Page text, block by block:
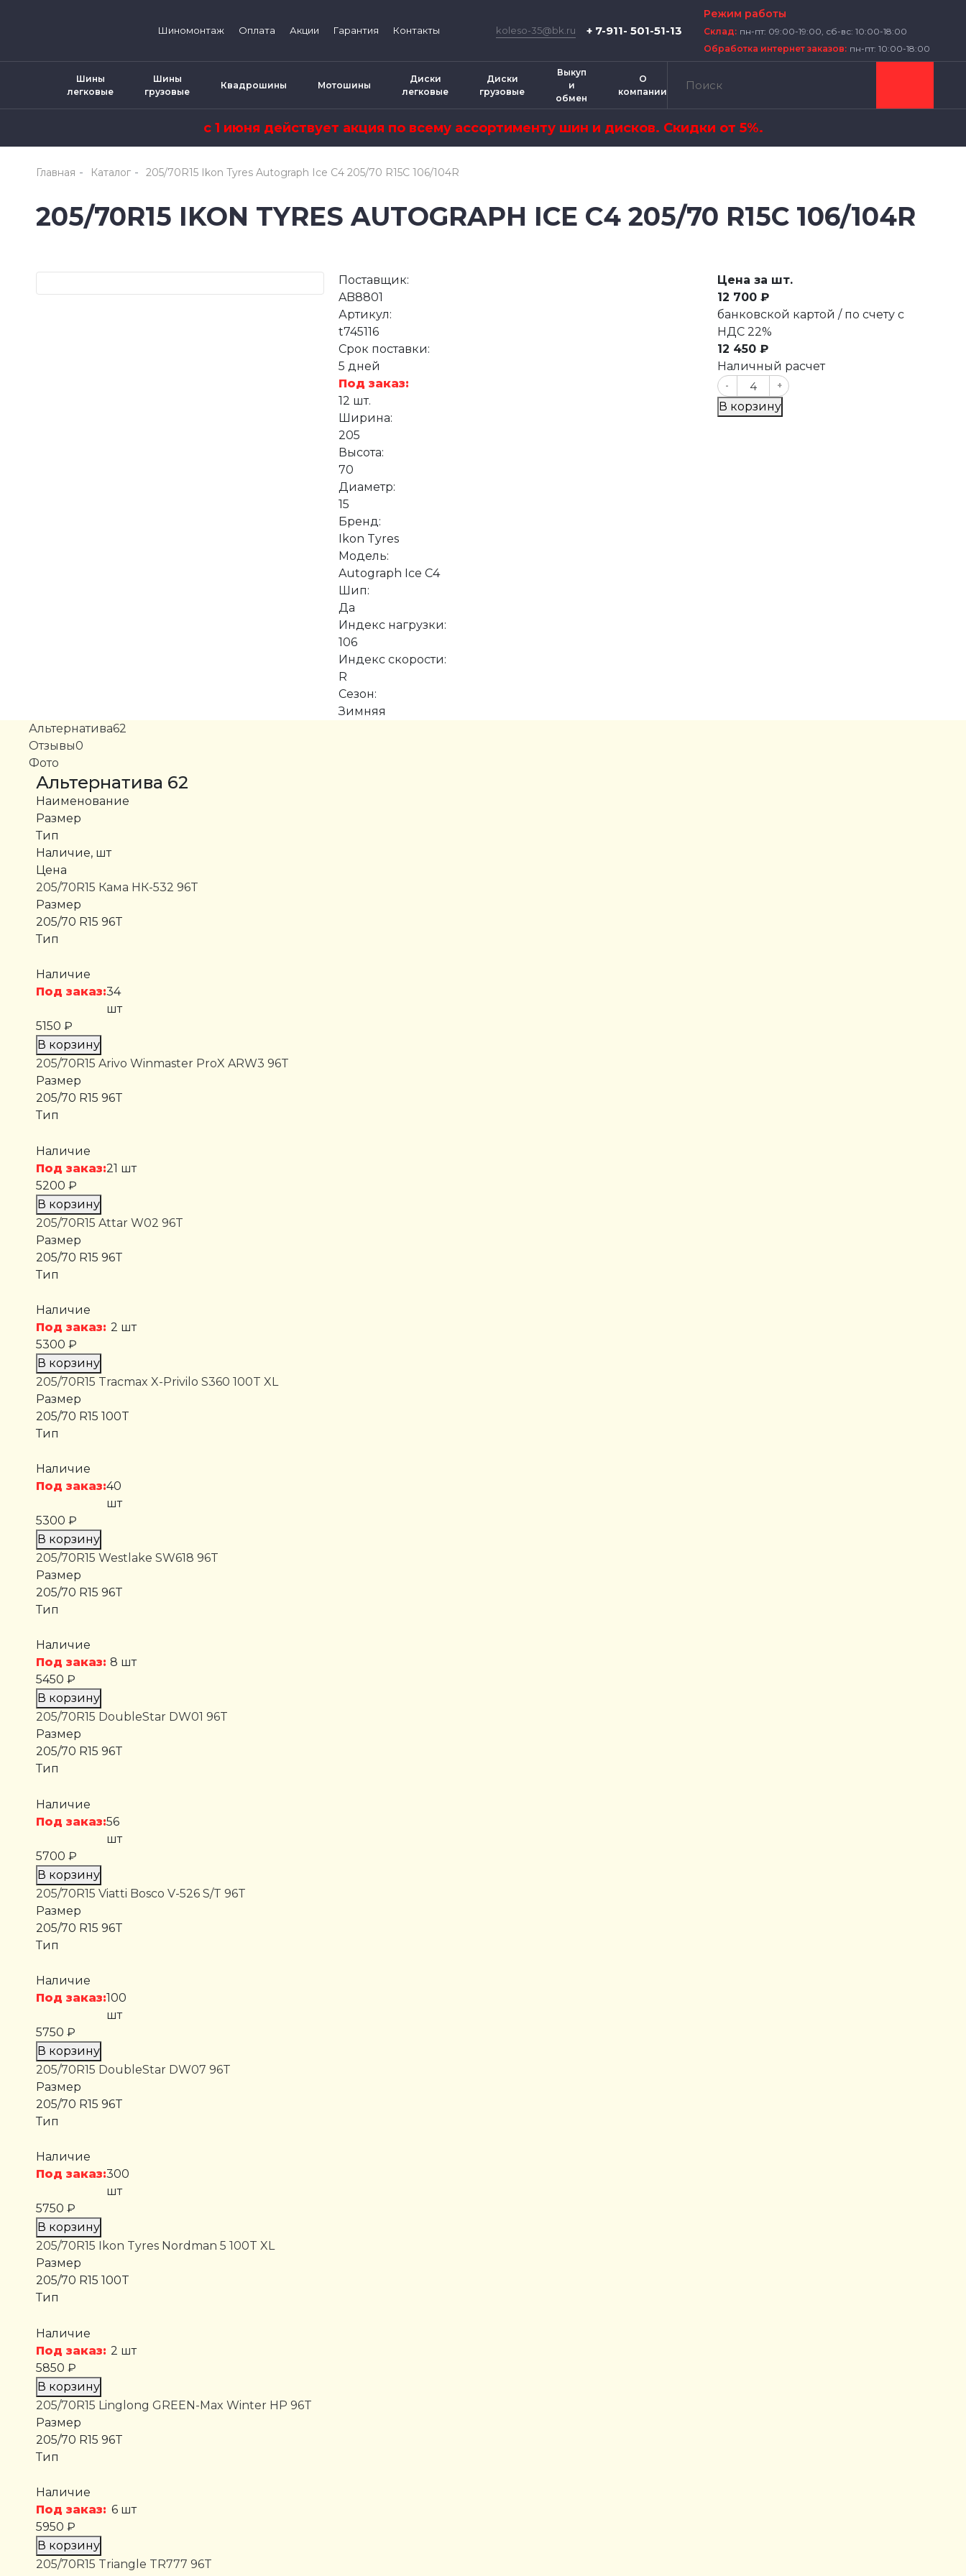
Шиномонтаж Оплата Акции Гарантия Контакты koleso-35@bk.ru + 7-911- 501-51-13
Режим работы
Склад: пн-пт: 09:00-19:00, сб-вс: 10:00-18:00
Обработка интернет заказов: пн-пт: 10:00-18:00
Шины
легковые
Шины
грузовые
Квадрошины Мотошины
Диски
легковые
Диски
грузовые
Выкуп
и
обмен
О
компании
с 1 июня действует акция по всему ассортименту шин и дисков. Скидки от 5%.
Главная Каталог 205/70R15 Ikon Tyres Autograph Ice C4 205/70 R15C 106/104R
205/70R15 IKON TYRES AUTOGRAPH ICE C4 205/70 R15C 106/104R
Поставщик:
AB8801
Артикул:
t745116
Срок поставки:
5 дней
Под заказ:
12 шт.
Ширина:
205
Высота:
70
Диаметр:
15
Бренд:
Ikon Tyres
Модель:
Autograph Ice C4
Шип:
Да
Индекс нагрузки:
106
Индекс скорости:
R
Сезон:
Зимняя
Цена за шт.
12 700 ₽
банковской картой / по счету с
НДС 22%
12 450 ₽
Наличный расчет
- +
В корзину
Альтернатива62
Отзывы0
Фото
Альтернатива 62
Наименование
Размер
Тип
Наличие, шт
Цена
205/70R15 Кама НК-532 96T
Размер
205/70 R15 96T
Тип
Наличие
Под заказ:34
шт
5150 ₽
В корзину
205/70R15 Arivo Winmaster ProX ARW3 96T
Размер
205/70 R15 96T
Тип
Наличие
Под заказ:21 шт
5200 ₽
В корзину
205/70R15 Attar W02 96T
Размер
205/70 R15 96T
Тип
Наличие
Под заказ: 2 шт
5300 ₽
В корзину
205/70R15 Tracmax X-Privilo S360 100T XL
Размер
205/70 R15 100T
Тип
Наличие
Под заказ:40
шт
5300 ₽
В корзину
205/70R15 Westlake SW618 96T
Размер
205/70 R15 96T
Тип
Наличие
Под заказ: 8 шт
5450 ₽
В корзину
205/70R15 DoubleStar DW01 96T
Размер
205/70 R15 96T
Тип
Наличие
Под заказ:56
шт
5700 ₽
В корзину
205/70R15 Viatti Bosco V-526 S/T 96T
Размер
205/70 R15 96T
Тип
Наличие
Под заказ:100
шт
5750 ₽
В корзину
205/70R15 DoubleStar DW07 96T
Размер
205/70 R15 96T
Тип
Наличие
Под заказ:300
шт
5750 ₽
В корзину
205/70R15 Ikon Tyres Nordman 5 100T XL
Размер
205/70 R15 100T
Тип
Наличие
Под заказ: 2 шт
5850 ₽
В корзину
205/70R15 Linglong GREEN-Max Winter HP 96T
Размер
205/70 R15 96T
Тип
Наличие
Под заказ: 6 шт
5950 ₽
В корзину
205/70R15 Triangle TR777 96T